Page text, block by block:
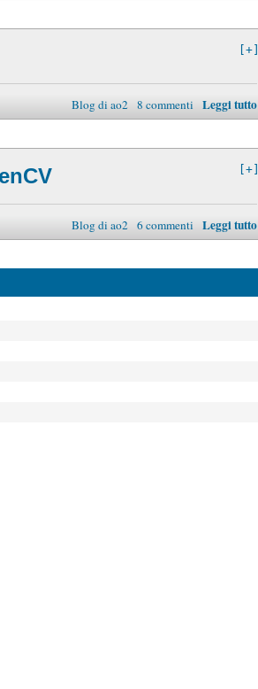
[+]
Blog di ao2 8 commenti Leggi tutto
[+]
Blog di ao2 6 commenti Leggi tutto